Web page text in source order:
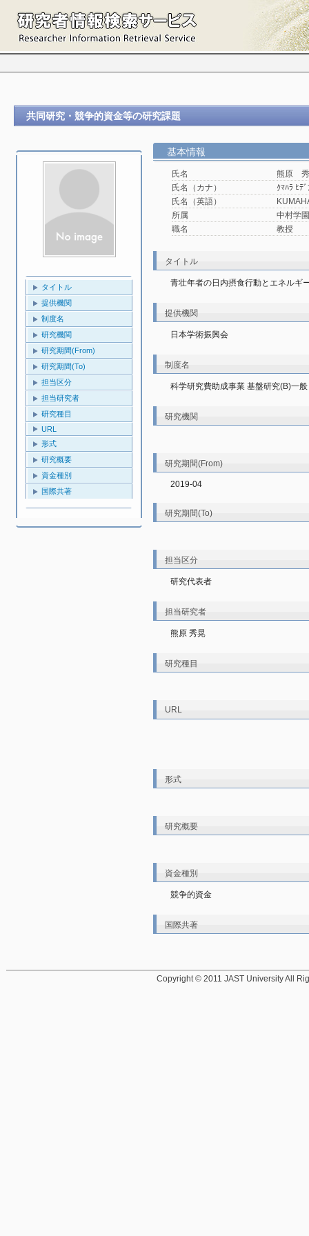
共同研究・競争的資金等の研究課題
タイトル
提供機関
制度名
研究機関
研究期間(From)
研究期間(To)
担当区分
担当研究者
研究種目
URL
形式
研究概要
資金種別
国際共著
基本情報
氏名
熊原
氏名（カナ）
ｸﾏﾊﾗ ﾋﾃ
氏名（英語）
所属
中村学
職名
教授
タイトル
青壮年者の日内摂食行動とエネルギ
提供機関
日本学術振興会
制度名
科学研究費助成事業 基盤研究(B)一般
研究機関
研究期間(From)
2019-04
研究期間(To)
担当区分
研究代表者
担当研究者
熊原 秀晃
研究種目
URL
形式
研究概要
資金種別
競争的資金
国際共著